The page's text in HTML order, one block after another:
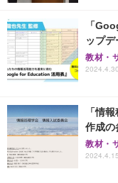
「
ップデ
教材・
「情
作成の
教材・